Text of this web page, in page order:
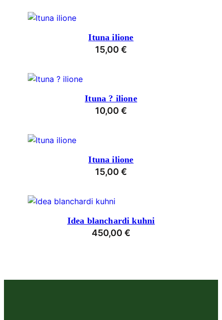
Ituna ilione
15,00 €
Ituna ? ilione
10,00 €
Ituna ilione
15,00 €
Idea blanchardi kuhni
450,00 €